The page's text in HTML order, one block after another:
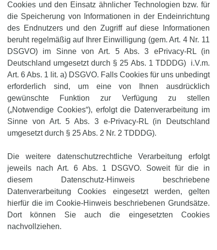
Cookies und den Einsatz ähnlicher Technologien bzw. für
die Speicherung von Informationen in der Endeinrichtung
des Endnutzers und den Zugriff auf diese Informationen
beruht regelmäßig auf Ihrer Einwilligung (gem. Art. 4 Nr. 11
DSGVO) im Sinne von Art. 5 Abs. 3 ePrivacy-RL (in
Deutschland umgesetzt durch § 25 Abs. 1 TDDDG) i.V.m.
Art. 6 Abs. 1 lit. a) DSGVO. Falls Cookies für uns unbedingt
erforderlich sind, um eine von Ihnen ausdrücklich
gewünschte Funktion zur Verfügung zu stellen
(„Notwendige Cookies“), erfolgt die Datenverarbeitung im
Sinne von Art. 5 Abs. 3 e-Privacy-RL (in Deutschland
umgesetzt durch § 25 Abs. 2 Nr. 2 TDDDG).
Die weitere datenschutzrechtliche Verarbeitung erfolgt
jeweils nach Art. 6 Abs. 1 DSGVO. Soweit für die in
diesem Datenschutz-Hinweis beschriebene
Datenverarbeitung Cookies eingesetzt werden, gelten
hierfür die im Cookie-Hinweis beschriebenen Grundsätze.
Dort können Sie auch die eingesetzten Cookies
nachvollziehen.